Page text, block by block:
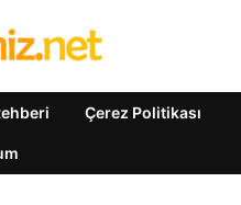
Çerez Politikası